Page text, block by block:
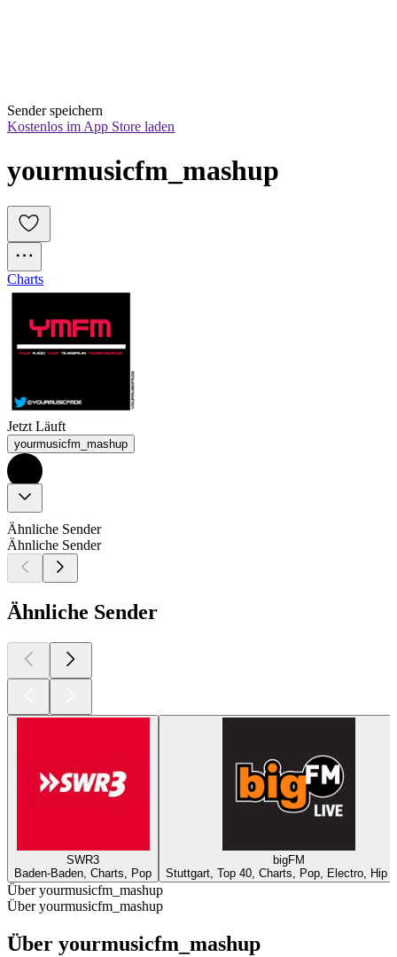
Sender speichern
Kostenlos im App Store laden
yourmusicfm_mashup
Charts
Jetzt Läuft
yourmusicfm_mashup
Ähnliche Sender
Ähnliche Sender
Ähnliche Sender
SWR3
Baden-Baden, Charts, Pop
bigFM
Stuttgart, Top 40, Charts, Pop, Electro, Hip
Über yourmusicfm_mashup
Über yourmusicfm_mashup
Über yourmusicfm_mashup